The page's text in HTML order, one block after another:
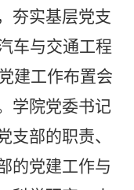
夯实基层党支
车与交通工程
建工作布置会
学院党委书记
支部的职责、
的党建工作与